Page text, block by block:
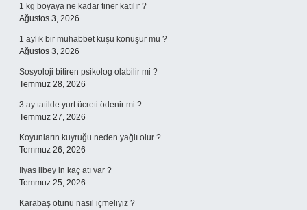
1 kg boyaya ne kadar tiner katılır ?
Ağustos 3, 2026
1 aylık bir muhabbet kuşu konuşur mu ?
Ağustos 3, 2026
Sosyoloji bitiren psikolog olabilir mi ?
Temmuz 28, 2026
3 ay tatilde yurt ücreti ödenir mi ?
Temmuz 27, 2026
Koyunların kuyruğu neden yağlı olur ?
Temmuz 26, 2026
Ilyas ilbey in kaç atı var ?
Temmuz 25, 2026
Karabaş otunu nasıl içmeliyiz ?